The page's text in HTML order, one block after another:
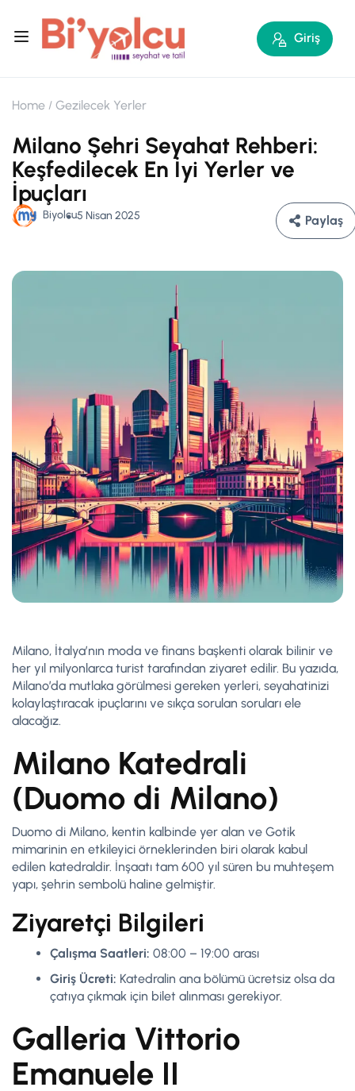
Giriş
Home Gezilecek Yerler
Milano Şehri Seyahat Rehberi:
Keşfedilecek En İyi Yerler ve
İpuçları
Biyolcu5 Nisan 2025 Paylaş
Milano, İtalya’nın moda ve finans başkenti olarak bilinir ve
her yıl milyonlarca turist tarafından ziyaret edilir. Bu yazıda,
Milano’da mutlaka görülmesi gereken yerleri, seyahatinizi
kolaylaştıracak ipuçlarını ve sıkça sorulan soruları ele
alacağız.
Milano Katedrali
(Duomo di Milano)
Duomo di Milano, kentin kalbinde yer alan ve Gotik
mimarinin en etkileyici örneklerinden biri olarak kabul
edilen katedraldir. İnşaatı tam 600 yıl süren bu muhteşem
yapı, şehrin sembolü haline gelmiştir.
Ziyaretçi Bilgileri
Çalışma Saatleri: 08:00 – 19:00 arası
Giriş Ücreti: Katedralin ana bölümü ücretsiz olsa da
çatıya çıkmak için bilet alınması gerekiyor.
Galleria Vittorio
Emanuele II